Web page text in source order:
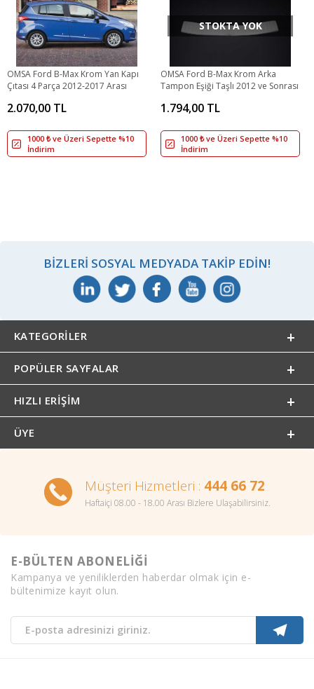
OMSA Ford B-Max Krom Yan Kapı
Çıtası 4 Parça 2012-2017 Arası
2.070,00 TL
1000 ₺ ve Üzeri Sepette %10
İndirim
STOKTA YOK
OMSA Ford B-Max Krom Arka
Tampon Eşiği Taşlı 2012 ve Sonrası
1.794,00 TL
1000 ₺ ve Üzeri Sepette %10
İndirim
BIZLERI SOSYAL MEDYADA TAKIP EDIN!
KATEGORILER
POPÜLER SAYFALAR
HIZLI ERIŞIM
ÜYE
Müşteri Hizmetleri : 444 66 72
Haftaiçi 08.00 - 18.00 Arası Bizlere Ulaşabilirsiniz.
E-BÜLTEN ABONELİĞİ
Kampanya ve yeniliklerden haberdar olmak için e-
bültenimize kayıt olun.